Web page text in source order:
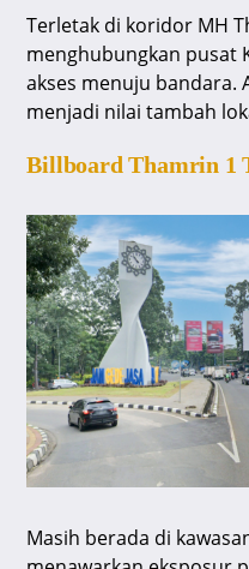
Terletak di koridor MH
menghubungkan pusat
akses menuju bandara.
menjadi nilai tambah
Billboard Thamrin 1
Masih berada di